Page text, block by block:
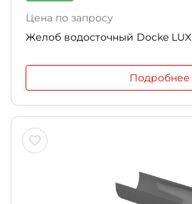
Цена по запросу
Желоб водосточный Docke LUX
Подробнее